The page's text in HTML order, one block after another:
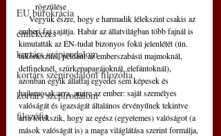
EU bürokrácia
emlékezés
kortárs szépirodalom
kortárs szépirodalom filozófia
kortárs szépirodalom
filozófia
rögzülése
     Vegyük észre, hogy e harmadik lélekszint csakis az
emberi faj sajátja. Habár az állatvilágban több fajnál is
kimutatták az ÉN-tudat bizonyos fokú jelenlétét (ún.
tükörteszttel, például az emberszabású majmoknál,
delfineknél, szürkepapagájoknál, elefántoknál),
azonban egyik állatfaj egyedei sem képesek és
hajlamosak arra, amire az ember: saját személyes
valóságát és igazságát általános érvényűnek tekintve
arra törekszik, hogy az egész (egyetemes) valóságot (a
mások valóságát is) a maga világlátása szerint formálja,